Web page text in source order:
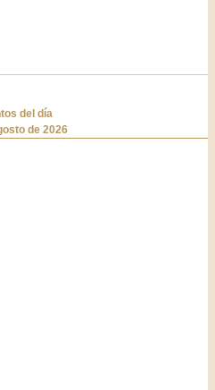
del día
de 2026